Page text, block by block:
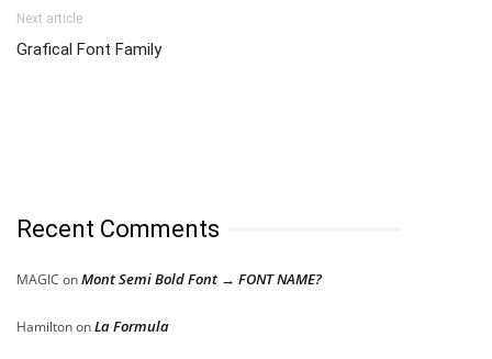
Next article
Grafical Font Family
Recent Comments
MAGIC onMont Semi Bold Font → FONT NAME?
HamiltononLa Formula